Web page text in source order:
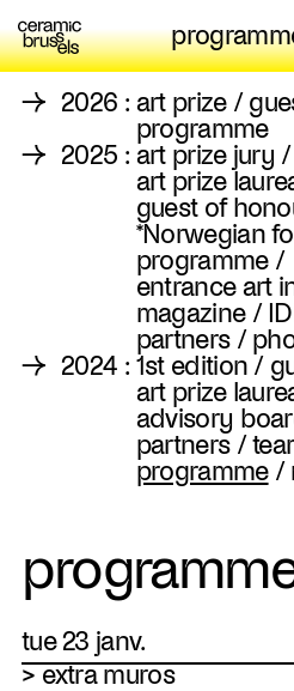
→ 2026 : art prize/
programme
→ 2025 : art prize jury /
art prize
guest of
*Norwegian
programme/
entrance art
magazine/
partners/
→ 2024 : 1st edition /
art prize
advisory
partners/
programme/
tue 23 janv.
> extra muros